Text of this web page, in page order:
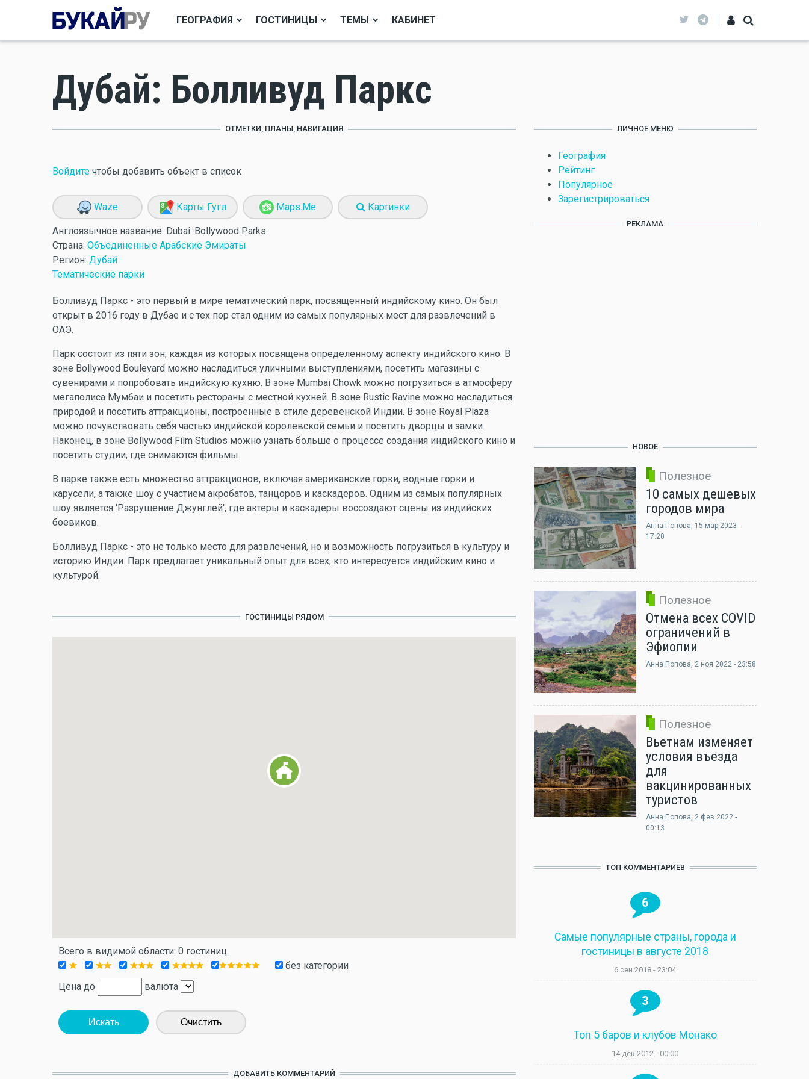
ГЕОГРАФИЯ ГОСТИНИЦЫ ТЕМЫ КАБИНЕТ
Дубай: Болливуд Паркс
ОТМЕТКИ, ПЛАНЫ, НАВИГАЦИЯ
Войдите чтобы добавить объект в список
Waze Карты Гугл Maps.Me Картинки
Англоязычное название: Dubai: Bollywood Parks
Страна: Объединенные Арабские Эмираты
Регион: Дубай
Тематические парки
Болливуд Паркс - это первый в мире тематический парк, посвященный индийскому кино. Он был
открыт в 2016 году в Дубае и с тех пор стал одним из самых популярных мест для развлечений в
ОАЭ.
Парк состоит из пяти зон, каждая из которых посвящена определенному аспекту индийского кино. В
зоне Bollywood Boulevard можно насладиться уличными выступлениями, посетить магазины с
сувенирами и попробовать индийскую кухню. В зоне Mumbai Chowk можно погрузиться в атмосферу
мегаполиса Мумбаи и посетить рестораны с местной кухней. В зоне Rustic Ravine можно насладиться
природой и посетить аттракционы, построенные в стиле деревенской Индии. В зоне Royal Plaza
можно почувствовать себя частью индийской королевской семьи и посетить дворцы и замки.
Наконец, в зоне Bollywood Film Studios можно узнать больше о процессе создания индийского кино и
посетить студии, где снимаются фильмы.
В парке также есть множество аттракционов, включая американские горки, водные горки и
карусели, а также шоу с участием акробатов, танцоров и каскадеров. Одним из самых популярных
шоу является 'Разрушение Джунглей', где актеры и каскадеры воссоздают сцены из индийских
боевиков.
Болливуд Паркс - это не только место для развлечений, но и возможность погрузиться в культуру и
историю Индии. Парк предлагает уникальный опыт для всех, кто интересуется индийским кино и
культурой.
ГОСТИНИЦЫ РЯДОМ
Всего в видимой области: 0 гостиниц.
без категории
Цена до
валюта
Искать Очистить
ДОБАВИТЬ КОММЕНТАРИЙ
ЛИЧНОЕ МЕНЮ
География
Рейтинг
Популярное
Зарегистрироваться
РЕКЛАМА
НОВОЕ
Полезное
10 самых дешевых
городов мира
Анна Попова, 15 мар 2023 -
17:20
Полезное
Отмена всех COVID
ограничений в
Эфиопии
Анна Попова, 2 ноя 2022 - 23:58
Полезное
Вьетнам изменяет
условия въезда
для
вакцинированных
туристов
Анна Попова, 2 фев 2022 -
00:13
ТОП КОММЕНТАРИЕВ
6
Самые популярные страны, города и
гостиницы в августе 2018
6 сен 2018 - 23:04
3
Топ 5 баров и клубов Монако
14 дек 2012 - 00:00